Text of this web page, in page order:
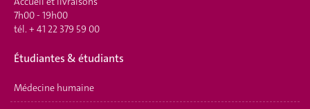
7h00 - 19h00
tél. + 41 22 379 59 00
Étudiantes & étudiants
Médecine humaine